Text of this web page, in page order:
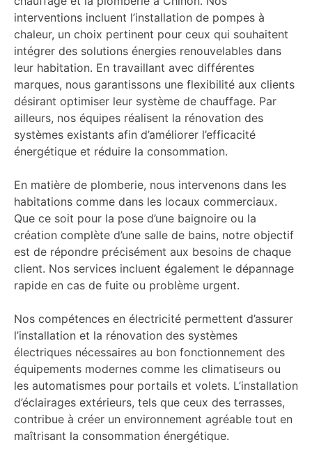
interventions incluent l’installation de pompes à
chaleur, un choix pertinent pour ceux qui souhaitent
intégrer des solutions énergies renouvelables dans
leur habitation. En travaillant avec différentes
marques, nous garantissons une flexibilité aux clients
désirant optimiser leur système de chauffage. Par
ailleurs, nos équipes réalisent la rénovation des
systèmes existants afin d’améliorer l’efficacité
énergétique et réduire la consommation.
En matière de plomberie, nous intervenons dans les
habitations comme dans les locaux commerciaux.
Que ce soit pour la pose d’une baignoire ou la
création complète d’une salle de bains, notre objectif
est de répondre précisément aux besoins de chaque
client. Nos services incluent également le dépannage
rapide en cas de fuite ou problème urgent.
Nos compétences en électricité permettent d’assurer
l’installation et la rénovation des systèmes
électriques nécessaires au bon fonctionnement des
équipements modernes comme les climatiseurs ou
les automatismes pour portails et volets. L’installation
d’éclairages extérieurs, tels que ceux des terrasses,
contribue à créer un environnement agréable tout en
maîtrisant la consommation énergétique.